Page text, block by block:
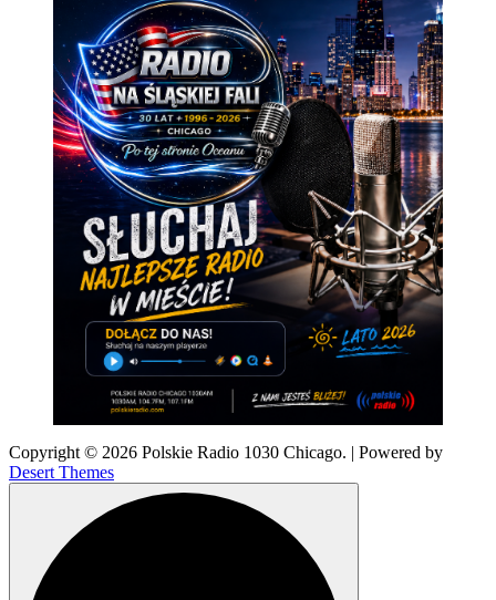
Copyright © 2026 Polskie Radio 1030 Chicago. | Powered by
Desert Themes